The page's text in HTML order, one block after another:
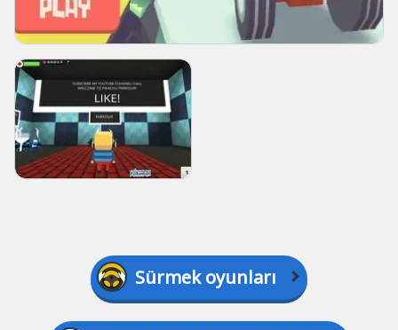
Sürmek oyunları